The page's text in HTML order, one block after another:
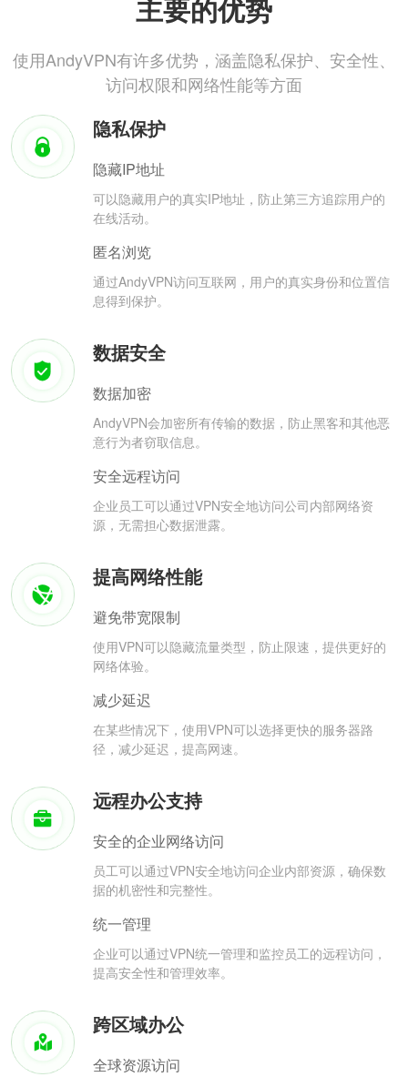
主要的优势
使用AndyVPN有许多优势，涵盖隐私保护、安全性、
访问权限和网络性能等方面
隐私保护
隐藏IP地址
可以隐藏用户的真实IP地址，防止第三方追踪用户的
在线活动。
匿名浏览
通过AndyVPN访问互联网，用户的真实身份和位置信
息得到保护。
数据安全
数据加密
AndyVPN会加密所有传输的数据，防止黑客和其他恶
意行为者窃取信息。
安全远程访问
企业员工可以通过VPN安全地访问公司内部网络资
源，无需担心数据泄露。
提高网络性能
避免带宽限制
使用VPN可以隐藏流量类型，防止限速，提供更好的
网络体验。
减少延迟
在某些情况下，使用VPN可以选择更快的服务器路
径，减少延迟，提高网速。
远程办公支持
安全的企业网络访问
员工可以通过VPN安全地访问企业内部资源，确保数
据的机密性和完整性。
统一管理
企业可以通过VPN统一管理和监控员工的远程访问，
提高安全性和管理效率。
跨区域办公
全球资源访问